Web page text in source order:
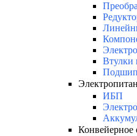
Втулки
ИБП
Конвейерное